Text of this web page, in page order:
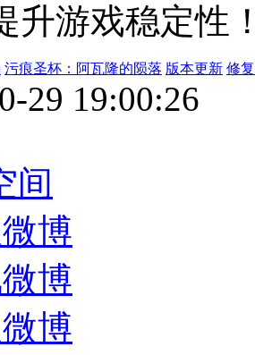
升游戏稳定性
污痕圣杯：阿瓦隆的陨落 版本更新 修复
29 19:00:26
间
博
博
博